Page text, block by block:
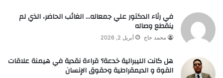
في رثاء الدكتور علي جمعاله… الغائب الحاضر، الذي لم
ينقطع وصاله
محمد حاج أبريل 2, 2026
هل كانت الليبرالية خدعة؟ قراءة نقدية في هيمنة علاقات
القوة و الديمقراطية وحقوق الإنسان